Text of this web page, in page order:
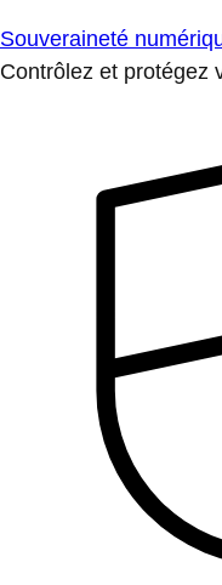
Souveraineté
Contrôlez et protégez